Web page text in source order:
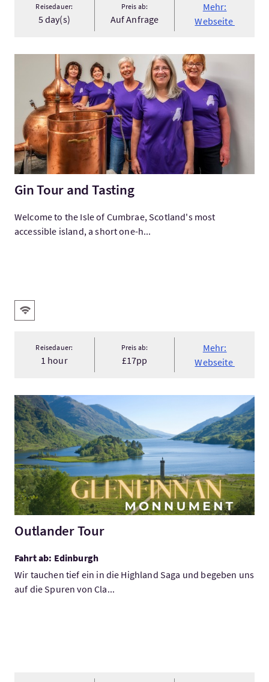
Reisedauer:
5 day(s)
Preis ab:
Auf Anfrage
Mehr:
Webseite
Mehr:Gin Tour and Tasting
Gin Tour and Tasting
Welcome to the Isle of Cumbrae, Scotland's most
accessible island, a short one-h...
Ausstattung
Kostenloses Wlan
Reisedauer:
1 hour
Preis ab:
£17pp
Mehr:
Webseite
Mehr:Outlander Tour
Outlander Tour
Fahrt ab: Edinburgh
Wir tauchen tief ein in die Highland Saga und begeben uns
auf die Spuren von Cla...